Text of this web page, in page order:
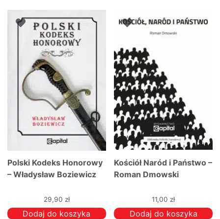
Polski Kodeks Honorowy
– Władysław Boziewicz
29,90 zł
Dodaj do koszyka
Kościół Naród i Państwo –
Roman Dmowski
11,00 zł
Dodaj do koszyka